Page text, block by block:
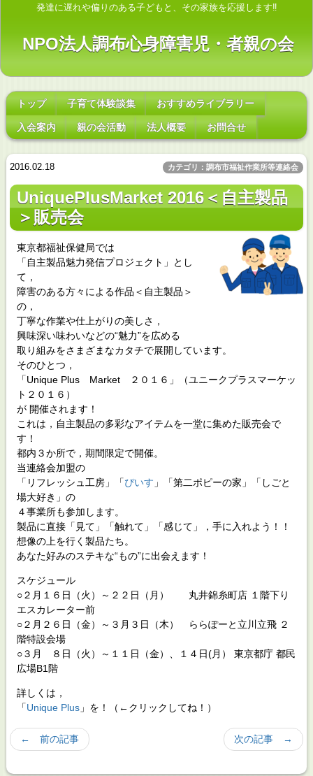
発達に遅れや偏りのある子どもと、その家族を応援します‼
NPO法人調布心身障害児・者親の会
トップ 子育て体験談集 おすすめライブラリー
入会案内 親の会活動 法人概要 お問合せ
2016.02.18 カテゴリ：調布市福祉作業所等連絡会
UniquePlusMarket 2016＜自主製品
＞販売会
東京都福祉保健局では
「自主製品魅力発信プロジェクト」とし
て，
障害のある方々による作品＜自主製品＞
の，
丁寧な作業や仕上がりの美しさ，
興味深い味わいなどの“魅力”を広める
取り組みをさまざまなカタチで展開しています。
そのひとつ，
「Unique Plus Market ２０１６」（ユニークプラスマーケッ
ト２０１６）
が 開催されます！
これは，自主製品の多彩なアイテムを一堂に集めた販売会で
す！
都内３か所で，期間限定で開催。
当連絡会加盟の
「リフレッシュ工房」「ぴいす 」「第二ポピーの家」「しごと
場大好き」の
４事業所も参加します。
製品に直接「見て」「触れて」「感じて」，手に入れよう！！
想像の上を行く製品たち。
あなた好みのステキな“もの”に出会えます！
スケジュール
○２月１６日（火）～２２日（月） 丸井錦糸町店 １階下り
エスカレーター前
○２月２６日（金）～３月３日（木） ららぽーと立川立飛 ２
階特設会場
○３月 ８日（火）～１１日（金）、１４日(月） 東京都庁 都民
広場B1階
詳しくは，
「Unique Plus」を！（←クリックしてね！）
次の記事 →
← 前の記事